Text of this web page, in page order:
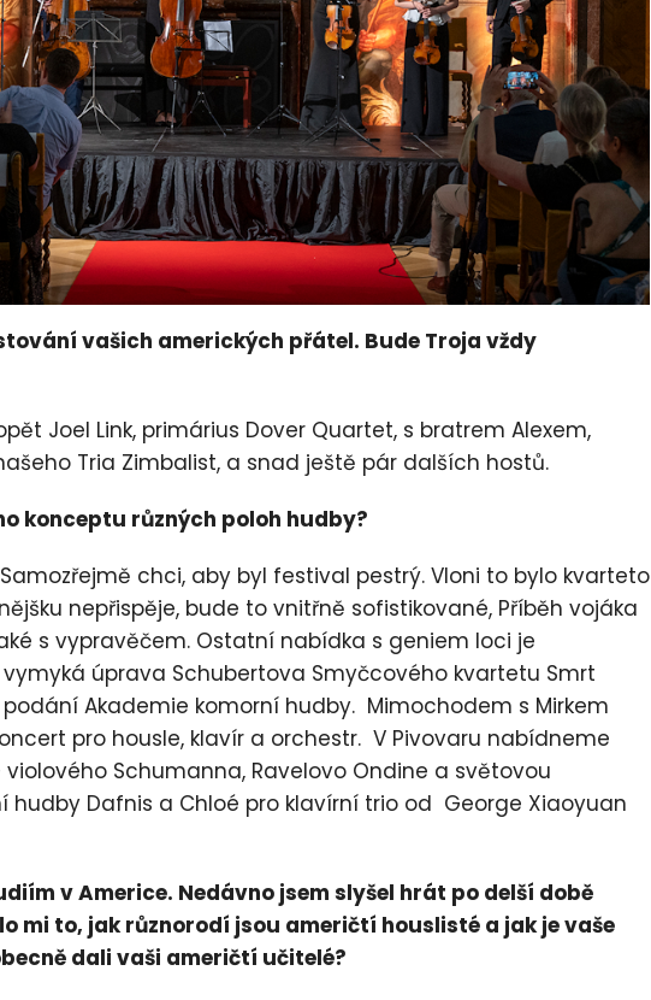
vašich amerických přátel. Bude Troja vždy
Joel Link, primárius Dover Quartet, s bratrem Alexem,
Tria Zimbalist, a snad ještě pár dalších hostů.
konceptu různých poloh hudby?
chci, aby byl festival pestrý. Vloni to bylo kvarteto
nepřispěje, bude to vnitřně sofistikované, Příběh vojáka
s vypravěčem. Ostatní nabídka s geniem loci je
vymyká úprava Schubertova Smyčcového kvartetu Smrt
Akademie komorní hudby. Mimochodem s Mirkem
pro housle, klavír a orchestr. V Pivovaru nabídneme
Schumanna, Ravelovo Ondine a světovou
hudby Dafnis a Chloé pro klavírní trio od George Xiaoyuan
v Americe. Nedávno jsem slyšel hrát po delší době
mi to, jak různorodí jsou američtí houslisté a jak je vaše
dali vaši američtí učitelé?